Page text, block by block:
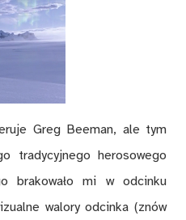
Greg Beeman, ale tym
tradycyjnego herosowego
brakowało mi w odcinku
walory odcinka (znów